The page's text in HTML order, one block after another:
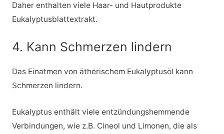
Daher enthalten viele Haar- und Hautprodukte
Eukalyptusblattextrakt.
4. Kann Schmerzen lindern
Das Einatmen von ätherischem Eukalyptusöl kann
Schmerzen lindern.
Eukalyptus enthält viele entzündungshemmende
Verbindungen, wie z.B. Cineol und Limonen, die als